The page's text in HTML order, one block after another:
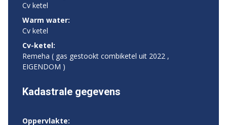
Cv ketel
Warm water:
Cv ketel
Cv-ketel:
Remeha ( gas gestookt combiketel uit 2022 ,
EIGENDOM )
Kadastrale gegevens
Oppervlakte: